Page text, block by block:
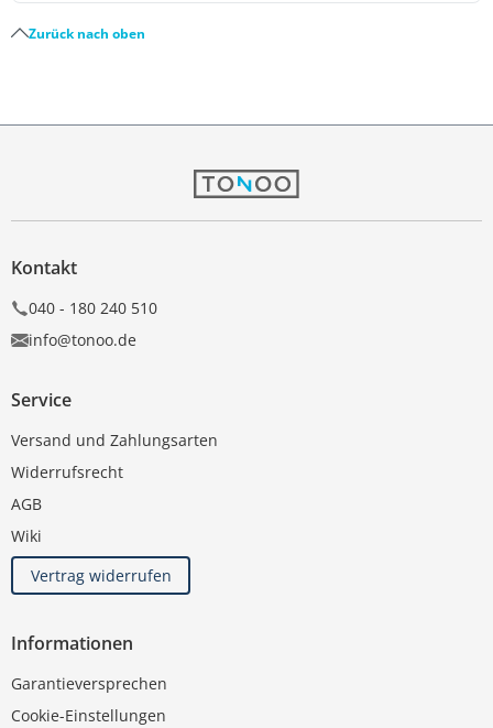
Zurück nach oben
Kontakt
040 - 180 240 510
info@tonoo.de
Service
Versand und Zahlungsarten
Widerrufsrecht
AGB
Wiki
Vertrag widerrufen
Informationen
Garantieversprechen
Cookie-Einstellungen